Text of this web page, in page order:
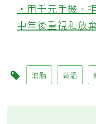
‧用千元手機、
中年後重視和放
油脂 高溫